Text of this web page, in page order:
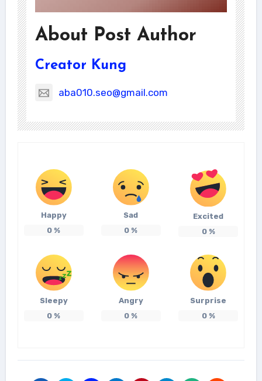
About Post Author
Creator Kung
aba010.seo@gmail.com
Happy
0 %
Sad
0 %
Excited
0%
Sleepy
0 %
Angry
0 %
Surprise
0%